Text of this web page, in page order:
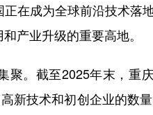
在成为全球前沿技术落
产业升级的重要高地。
。截至2025年末，重
新技术和初创企业的